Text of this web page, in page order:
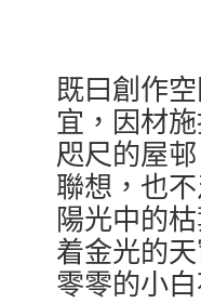
既曰創作
宜，因材
咫尺的屋
聯想，也
陽光中的
着金光的
零零的小